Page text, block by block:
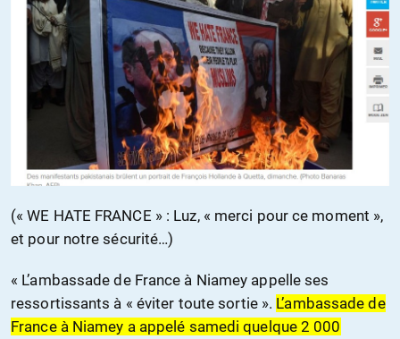
(« WE HATE FRANCE » : Luz, « merci pour ce moment »,
et pour notre sécurité…)
« L’ambassade de France à Niamey appelle ses
ressortissants à « éviter toute sortie ». L’ambassade de
France à Niamey a appelé samedi quelque 2 000